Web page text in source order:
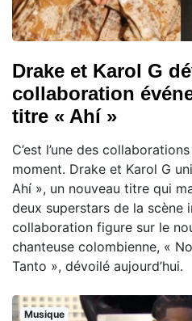
Drake et Karol G
collaboration
titre « Ahí »
C’est l’une des
moment. Drake et Karol G
Ahí », un nouveau titre qui
deux superstars de la scène
collaboration figure sur le
chanteuse colombienne, «
Tanto », dévoilé aujourd’hui.
Musique